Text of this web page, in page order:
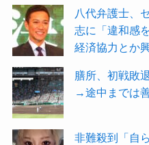
八代弁護士、
志に「違和感
経済協力とか
膳所、初戦敗
→途中までは
非難殺到「自